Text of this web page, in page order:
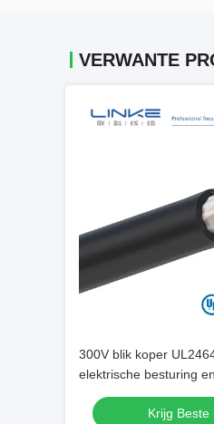
300V blik koper
elektrische besturing
draad stroom bouwen
Krijg Beste